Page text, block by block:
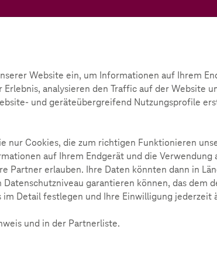
2020
nicht?
war die Sensibilisierung für eine sichere und
for a better Internet“ wurde an das Thema
Website ein, um Informationen auf Ihrem
analysieren den Traffic auf der Website
und geräteübergreifend Nutzungsprofile
nur Cookies, die zum richtigen Funktionieren
auf Ihrem Endgerät und die Verwendung
Partner erlauben. Ihre Daten könnten dann in
garantieren können, das dem
im Detail festlegen und Ihre Einwilligung jederzeit
und in der Partnerliste.